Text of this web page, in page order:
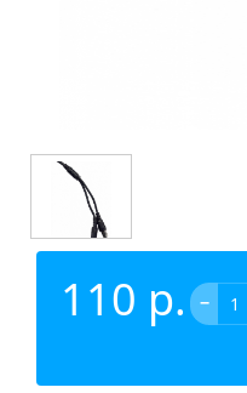
110 р. −